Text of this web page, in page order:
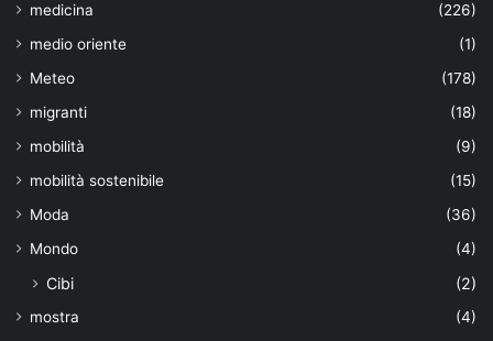
medicina
(226)
medio oriente
(1)
Meteo
(178)
migranti
(18)
mobilità
(9)
mobilità sostenibile
(15)
Moda
(36)
Mondo
(4)
Cibi (2)
mostra
(4)